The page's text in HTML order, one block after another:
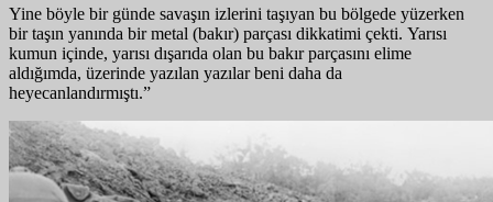
Yine böyle bir günde savaşın izlerini taşıyan bu bölgede yüzerken
bir taşın yanında bir metal (bakır) parçası dikkatimi çekti. Yarısı
kumun içinde, yarısı dışarıda olan bu bakır parçasını elime
aldığımda, üzerinde yazılan yazılar beni daha da
heyecanlandırmıştı.”